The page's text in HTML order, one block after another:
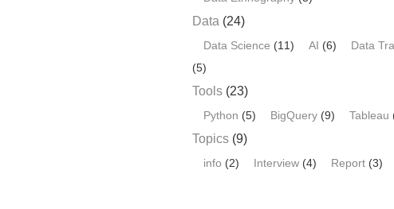
Data (24)
Data Science (11) AI (6) Data
(5)
Tools (23)
Python (5) BigQuery (9) Tableau
Topics (9)
info (2) Interview (4) Report (3)